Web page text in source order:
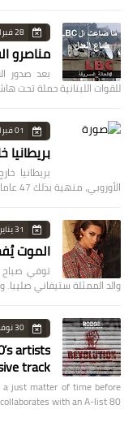
28 فبراير 2019
مناصرو
بعد صدور
للقوات اللبنانية حملة تحت
01 فبراير 2020
بريطانيا
الأوروبي، منهية بذلك 47 عاما من الزواج الصاخب بين لند…
31 يناير 2019
الموت
والد الممثلة ستيفاني صليبا.
30 نوفمبر 2018
artists
track!
a just matter of time before
with an A-list 80’…